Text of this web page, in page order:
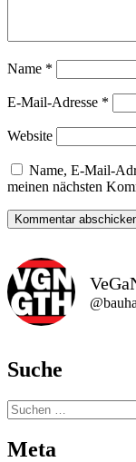
Name *
E-Mail-Adresse *
Website
Name, E-Mail-
meinen nächsten
Suche
Suchen
nach:
Meta